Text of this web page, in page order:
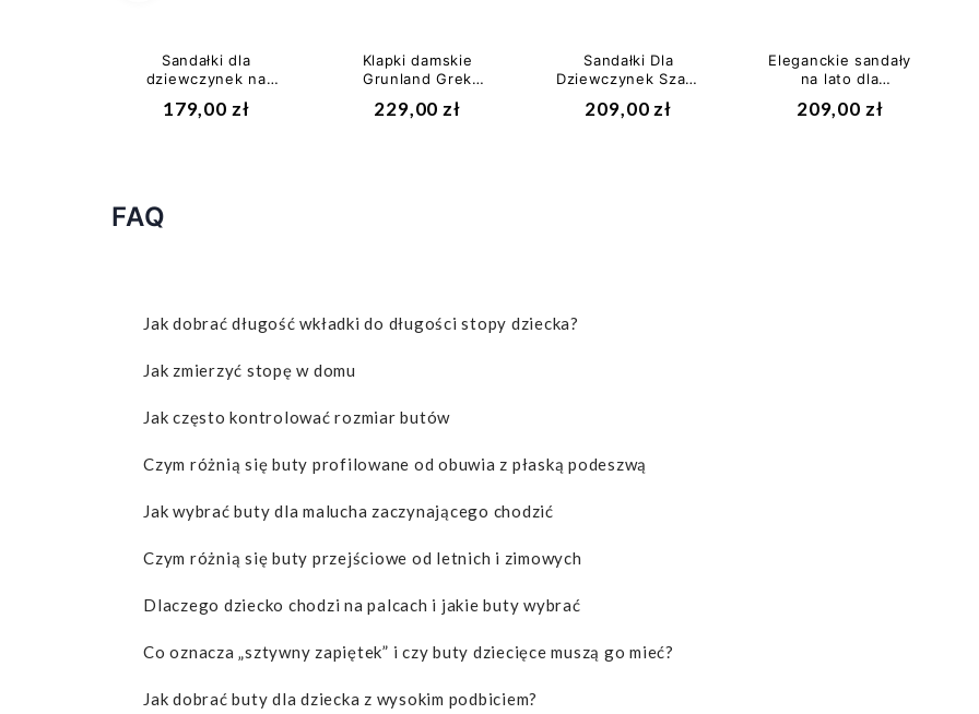
Sandałki dla
dziewczynek na
Bartek w-
179,00 zł
Klapki damskie
Grunland Grek
wygodne klapki
229,00 zł
Sandałki Dla
Dziewczynek Szare
209,00 zł
Eleganckie sandały
na lato dla
Bartek w-
209,00 zł
FAQ
Jak dobrać długość wkładki do długości stopy dziecka?
Jak zmierzyć stopę w domu
Jak często kontrolować rozmiar butów
Czym różnią się buty profilowane od obuwia z płaską podeszwą
Jak wybrać buty dla malucha zaczynającego chodzić
Czym różnią się buty przejściowe od letnich i zimowych
Dlaczego dziecko chodzi na palcach i jakie buty wybrać
Co oznacza „sztywny zapiętek” i czy buty dziecięce muszą go mieć?
Jak dobrać buty dla dziecka z wysokim podbiciem?